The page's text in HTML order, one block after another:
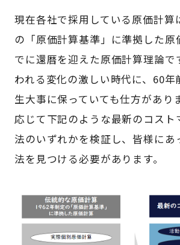
現在各社で採用している原価計算
の「原価計算基準」に準拠した原
でに還暦を迎えた原価計算理論で
われる変化の激しい時代に、60年
生大事に保っていても仕方があり
応じて下記のような最新のコスト
法のいずれかを検証し、皆様にあ
法を見つける必要があります。